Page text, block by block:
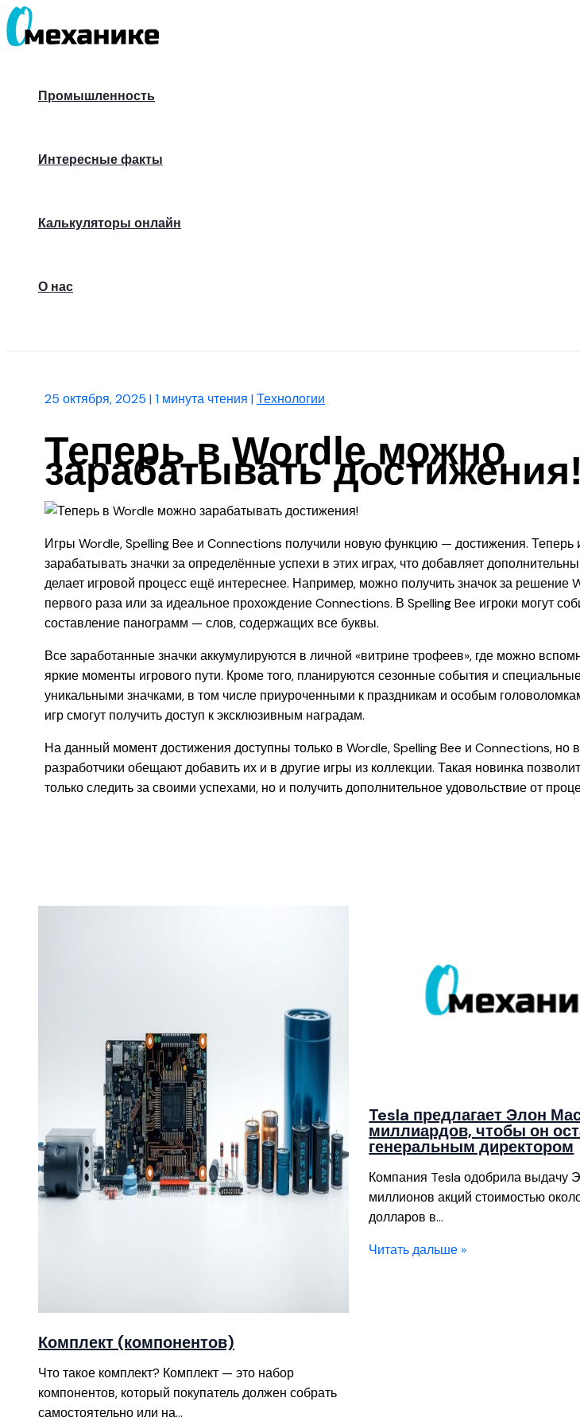
Перейти
к
Промышленность
Интересные факты
Калькуляторы онлайн
О нас
25 октября, 2025 |1 минута чтения |Технологии
Теперь в Wordle можно
зарабатывать достижения!
Игры Wordle, Spelling Bee и Connections получили новую функцию — достижения. Теперь
зарабатывать значки за определённые успехи в этих играх, что добавляет
делает игровой процесс ещё интереснее. Например, можно получить значок за решение
первого раза или за идеальное прохождение Connections. В Spelling Bee игроки могут
составление панограмм — слов, содержащих все буквы.
Все заработанные значки аккумулируются в личной «витрине трофеев», где можно
яркие моменты игрового пути. Кроме того, планируются сезонные события и
уникальными значками, в том числе приуроченными к праздникам и особым
игр смогут получить доступ к эксклюзивным наградам.
На данный момент достижения доступны только в Wordle, Spelling Bee и Connections, но
разработчики обещают добавить их и в другие игры из коллекции. Такая новинка
только следить за своими успехами, но и получить дополнительное удовольствие от
Комплект (компонентов)
Что такое комплект? Комплект — это набор
компонентов, который покупатель должен собрать
самостоятельно или на…
Tesla предлагает Элон
миллиардов, чтобы он
генеральным директором
Компания Tesla одобрила выдачу
миллионов акций стоимостью
долларов в…
Читать дальше »